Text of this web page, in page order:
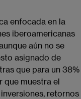
enfocada en la
iberoamericanas
aún no se
asignado ​de
​​que para un 38%
que muestra el
retornos